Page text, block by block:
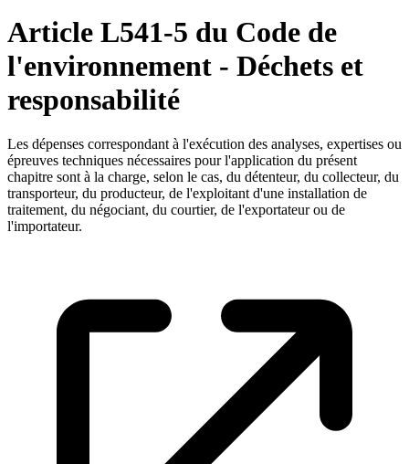
Article L541-5 du Code de
l'environnement - Déchets et
responsabilité
Les dépenses correspondant à l'exécution des analyses, expertises ou
épreuves techniques nécessaires pour l'application du présent
chapitre sont à la charge, selon le cas, du détenteur, du collecteur, du
transporteur, du producteur, de l'exploitant d'une installation de
traitement, du négociant, du courtier, de l'exportateur ou de
l'importateur.